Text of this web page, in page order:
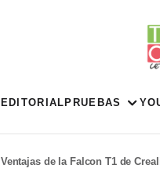
EDITORIAL PRUEBAS
Ventajas de la Falcon T1 de